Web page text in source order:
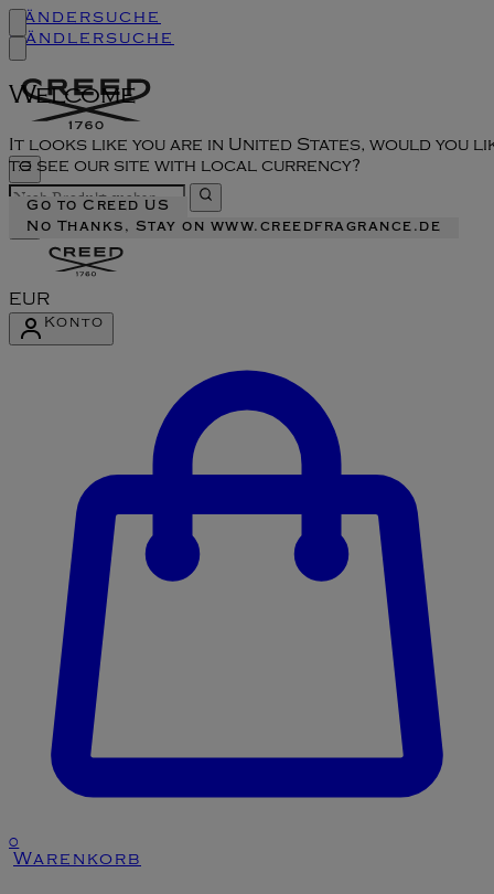
Welcome
It looks like you are in United States, would you
to see our site with local currency?
Go to Creed US
No Thanks, Stay on www.creedfragrance.de
Ländersuche
Händlersuche
EUR
Konto
0
Warenkorb